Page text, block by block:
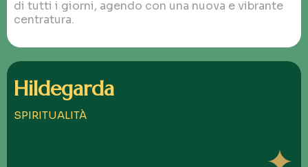
di tutti i giorni, agendo con una nuova e vibrante
centratura.
Hildegarda
SPIRITUALITÀ